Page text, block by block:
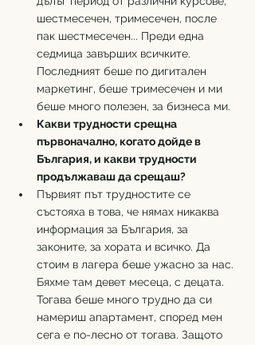
шестмесечен, тримесечен, после
пак шестмесечен... Преди една
седмица завърших всичките.
Последният беше по дигитален
маркетинг, беше тримесечен и ми
беше много полезен, за бизнеса ми.
Какви трудности срещна
първоначално, когато дойде в
България, и какви трудности
продължаваш да срещаш?
Първият път трудностите се
състояха в това, че нямах никаква
информация за България, за
законите, за хората и всичко. Да
стоим в лагера беше ужасно за нас.
Бяхме там девет месеца, с децата.
Тогава беше много трудно да си
намериш апартамент, според мен
сега е по-лесно от тогава. Защото